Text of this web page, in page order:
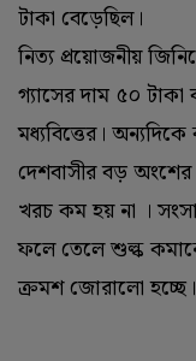
টাকা বেড়েছিল।
নিত্য প্রয়োজনীয়
গ্যাসের দাম ৫০ টাকা
মধ্যবিত্তের।
দেশবাসীর বড়
খরচ কম হয় না ।
ফলে তেলে শুল্ক
ক্রমশ জোরালো হচ্ছে।